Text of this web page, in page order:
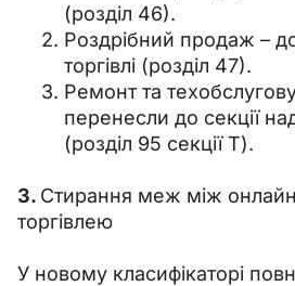
(розділ 46).
Роздрібний продаж –
торгівлі (розділ 47).
Ремонт та
перенесли до секції
(розділ 95 секції Т).
3. Стирання меж між
торгівлею
У новому класифікаторі